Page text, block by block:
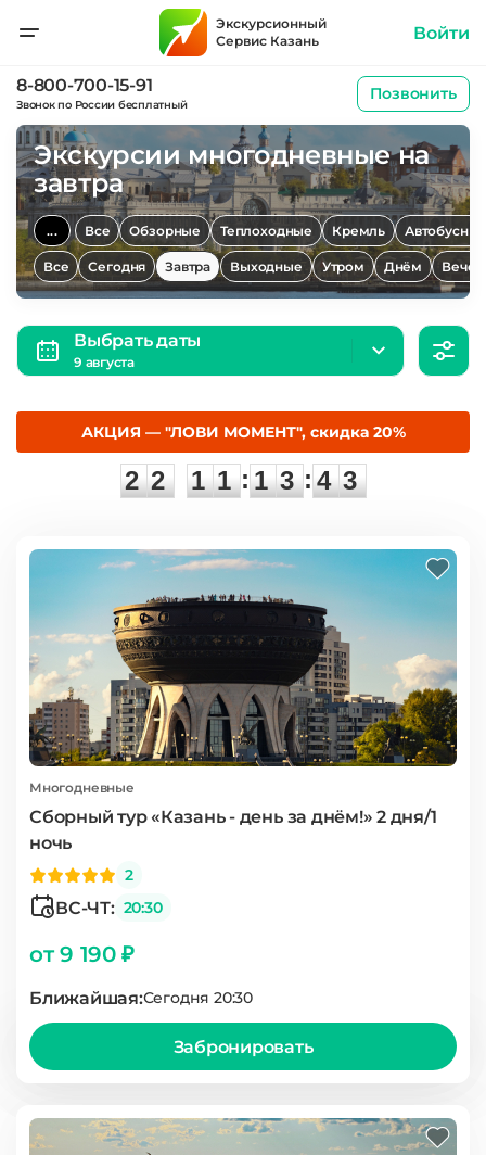
8-800-700-15-91
Звонок по России бесплатный
Позвонить
Экскурсионный
Сервис Казань
Войти
Экскурсии многодневные на
завтра
... Все Обзорные Теплоходные Кремль
Все Сегодня Завтра Выходные Утром Днём
Выбрать даты
9 августа
АКЦИЯ — "ЛОВИ МОМЕНТ", скидка 20%
2
2
2
2
1
1
1
1 :
1
1
3
3 :
4
4
2
2
Многодневные
Сборный тур «Казань - день за днём!» 2 дня/1
ночь
2
ВС-ЧТ: 20:30
от 9 190 ₽
Ближайшая:Сегодня 20:30
Забронировать